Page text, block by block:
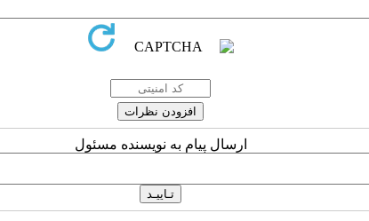
ارسال پیام به نویسنده مسئول